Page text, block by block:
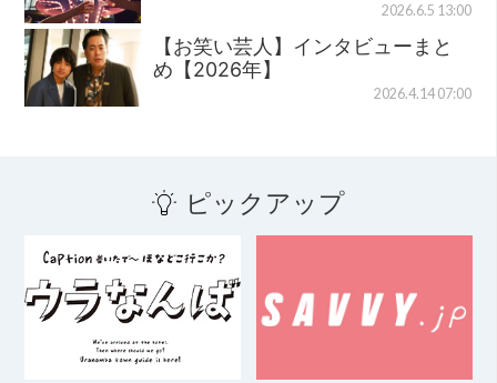
2026.6.5 13:00
【お笑い芸人】インタビューまと
め【2026年】
2026.4.14 07:00
ピックアップ